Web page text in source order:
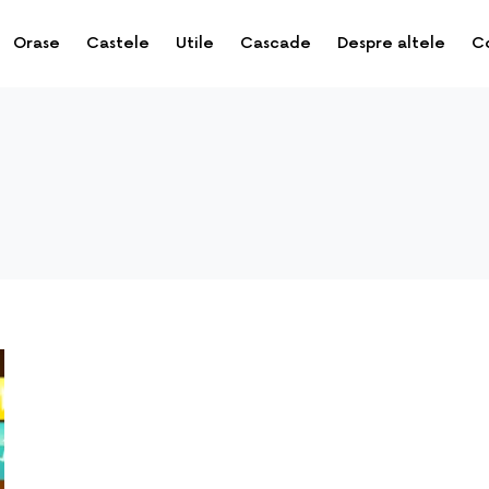
Orase Castele Utile Cascade Despre altele